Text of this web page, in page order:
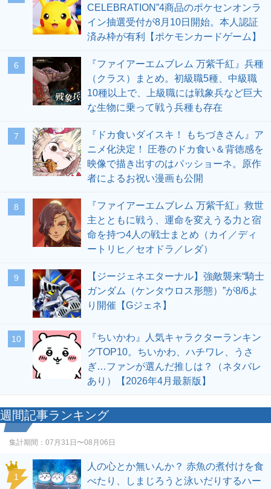
CELEBRATION”4商品のポケセンオンラ
イン抽選受付が8月10日開始。本人認証
済み枠が有利【ポケモンカードゲーム】
6
『ファイアーエムブレム 万紫千紅』兵種
（クラス）まとめ。初級職5種、中級職
10種以上で、上級職には戦象兵など巨大
な生物に乗って戦う兵種も存在
7
『ドカ食いダイスキ！ もちづきさん』ア
ニメ化決定！ 圧巻のドカ食い＆背徳感を
映像で描き出すのはパッショーネ。原作
者によるお祝い漫画も公開
8
『ファイアーエムブレム 万紫千紅』救世
主とともに戦う、運命を変えうる力と宿
命を持つ4人の戦士まとめ（カイ／ディ
ートリヒ／セオドラ／レダ）
9
【ジージェネエターナル】強敵襲来“騎士
ガンダム（ケンタウロス形態）”が8/6よ
り開催【Gジェネ】
10
『ちいかわ』人気キャラクターランキン
グTOP10。ちいかわ、ハチワレ、うさ
ぎ…ファンが選んだ推しは？（ネタバレ
あり）【2026年4月最新版】
週間記事ランキング
集計期間： 07月31日〜08月06日
1
人の心とか無いんか？ 赤魚の煮付けを食
べたり、しまじろうと泳いだりするハー